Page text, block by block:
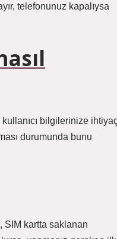
telefonunuz kapalıysa
kullanıcı bilgilerinize
durumunda bunu
SIM kartta saklanan